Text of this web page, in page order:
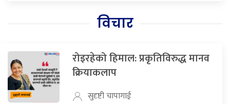
विचार
रोइरहेको हिमाल: प्रकृतिविरुद्ध मानव
क्रियाकलाप
सुदृष्टी चापागाई